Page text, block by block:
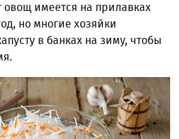
овощ имеется на прилавках
но многие хозяйки
в банках на зиму, чтобы